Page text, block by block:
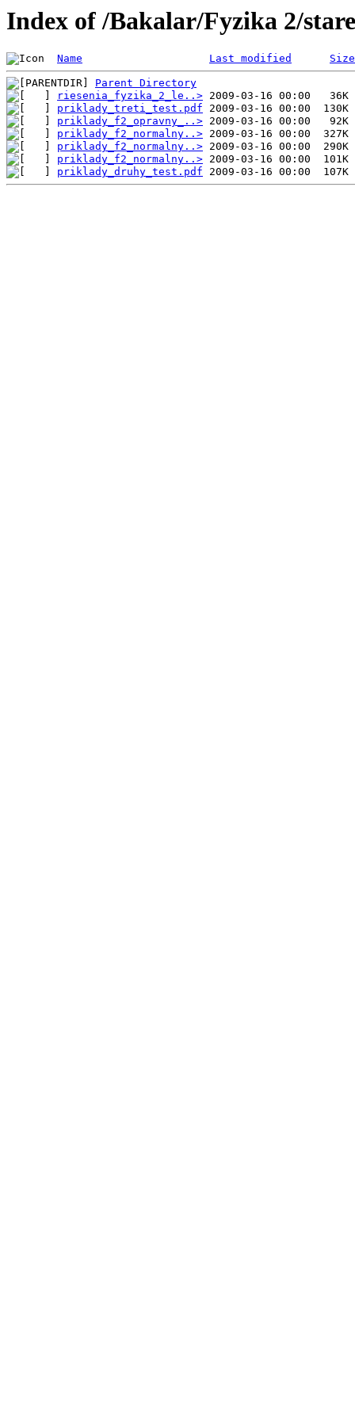
Index of /Bakalar/Fyzika 2/
Name Last modified Size
Parent Directory
riesenia_fyzika_2_le..>
priklady_treti_test.pdf
priklady_f2_opravny_..>
priklady_f2_normalny..>
priklady_f2_normalny..>
priklady_f2_normalny..>
priklady_druhy_test.pdf